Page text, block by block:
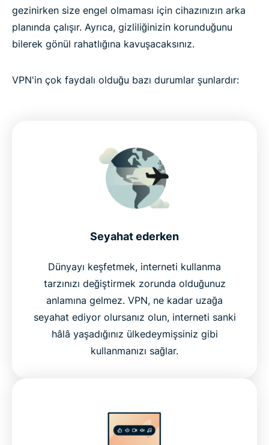
gezinirken size engel olmaması için cihazınızın arka
planında çalışır. Ayrıca, gizliliğinizin korunduğunu
bilerek gönül rahatlığına kavuşacaksınız.
VPN'in çok faydalı olduğu bazı durumlar şunlardır:
Seyahat ederken
Dünyayı keşfetmek, interneti kullanma
tarzınızı değiştirmek zorunda olduğunuz
anlamına gelmez. VPN, ne kadar uzağa
seyahat ediyor olursanız olun, interneti sanki
hâlâ yaşadığınız ülkedeymişsiniz gibi
kullanmanızı sağlar.